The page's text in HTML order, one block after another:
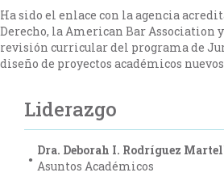
Ha sido el enlace con la agencia
Derecho, la American Bar Association
revisión curricular del programa de
diseño de proyectos académicos
Liderazgo
Dra. Deborah I. Rodríguez
Asuntos Académicos